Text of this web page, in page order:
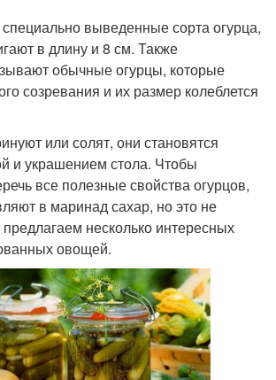
выведенные сорта огурца,
в длину и 8 см. Также
обычные огурцы, которые
созревания и их размер колеблется
или солят, они становятся
и украшением стола. Чтобы
все полезные свойства огурцов,
в маринад сахар, но это не
несколько интересных
овощей.